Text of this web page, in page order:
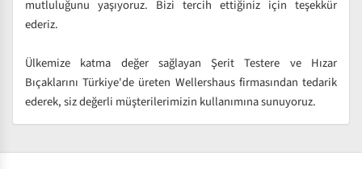
mutluluğunu yaşıyoruz. Bizi tercih ettiğiniz için teşekkür
ederiz.
Ülkemize katma değer sağlayan Şerit Testere ve Hızar
Bıçaklarını Türkiye'de üreten Wellershaus firmasından tedarik
ederek, siz değerli müşterilerimizin kullanımına sunuyoruz.